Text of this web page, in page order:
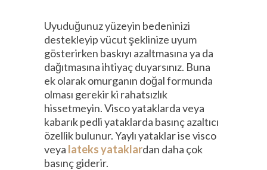
Uyuduğunuz yüzeyin bedeninizi
destekleyip vücut şeklinize uyum
gösterirken baskıyı azaltmasına ya da
dağıtmasına ihtiyaç duyarsınız. Buna
ek olarak omurganın doğal formunda
olması gerekir ki rahatsızlık
hissetmeyin. Visco yataklarda veya
kabarık pedli yataklarda basınç azaltıcı
özellik bulunur. Yaylı yataklar ise visco
veya lateks yataklardan daha çok
basınç giderir.